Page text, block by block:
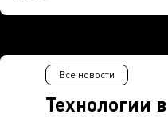
Технологии
Все новости